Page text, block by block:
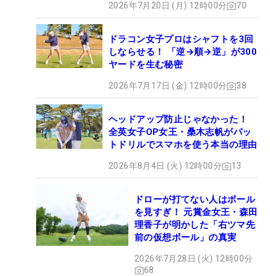
2026年7月20日 (月) 12時00分 70
ドラコン女子プロはシャフトを3回
しならせる！ 「逆→順→逆」が300
ヤードを生む秘密
2026年7月17日 (金) 12時00分 38
ヘッドアップ防止じゃなかった！
全英女子OP女王・桑木志帆がパッ
トドリルでスマホを使う本当の理由
2026年8月4日 (火) 12時00分 13
ドローが打てない人はボール
を見すぎ！ 元賞金女王・森田
理香子が明かした「右ツマ先
前の仮想ボール」の真実
2026年7月28日 (火) 12時00分
68